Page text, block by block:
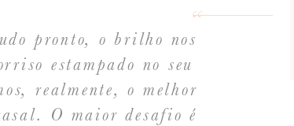
pronto, o brilho nos
estampado no seu
realmente, o melhor
O maior desafio é